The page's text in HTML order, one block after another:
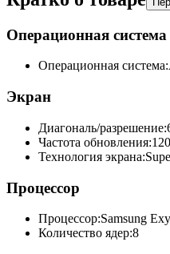
Операционная система
Операционная система:
Экран
Диагональ/разрешение:
Частота обновления:
Технология экрана:
Процессор
Процессор:Samsung
Количество ядер:8